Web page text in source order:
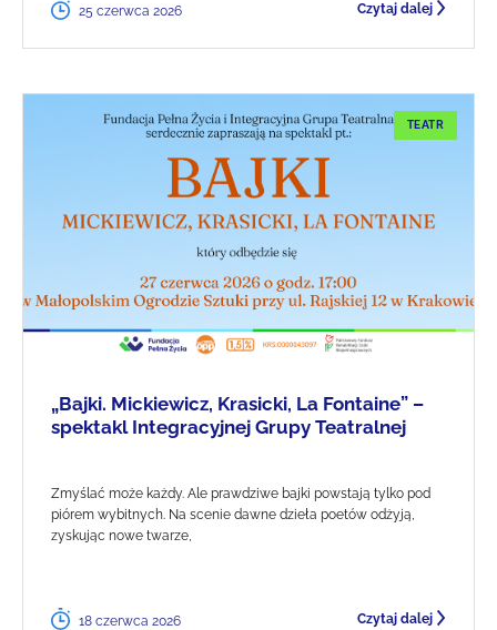
25 czerwca 2026 Czytaj dalej
TEATR
„Bajki. Mickiewicz, Krasicki, La Fontaine” –
spektakl Integracyjnej Grupy Teatralnej
Zmyślać może każdy. Ale prawdziwe bajki powstają tylko pod
piórem wybitnych. Na scenie dawne dzieła poetów odżyją,
zyskując nowe twarze,
18 czerwca 2026 Czytaj dalej